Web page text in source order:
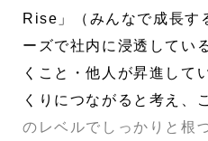
Rise」（みんなで成長す
ーズで社内に浸透してい
くこと・他人が昇進して
くりにつながると考え、
のレベルでしっかりと根